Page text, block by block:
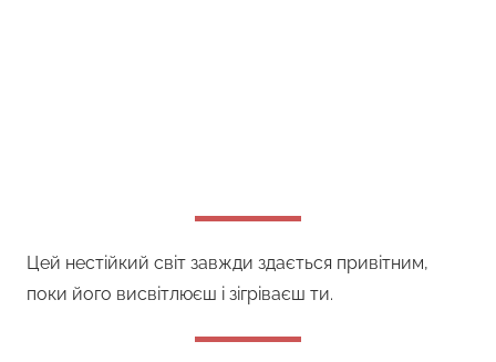
Цей нестійкий світ завжди здається привітним,
поки його висвітлюєш і зігріваєш ти.